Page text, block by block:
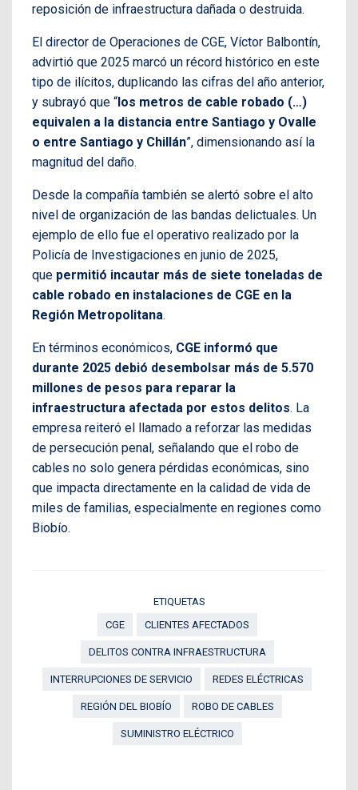
reposición de infraestructura dañada o destruida.
El director de Operaciones de CGE, Víctor Balbontín,
advirtió que 2025 marcó un récord histórico en este
tipo de ilícitos, duplicando las cifras del año anterior,
y subrayó que “los metros de cable robado (…)
equivalen a la distancia entre Santiago y Ovalle
o entre Santiago y Chillán”, dimensionando así la
magnitud del daño.
Desde la compañía también se alertó sobre el alto
nivel de organización de las bandas delictuales. Un
ejemplo de ello fue el operativo realizado por la
Policía de Investigaciones en junio de 2025,
que permitió incautar más de siete toneladas de
cable robado en instalaciones de CGE en la
Región Metropolitana.
En términos económicos, CGE informó que
durante 2025 debió desembolsar más de 5.570
millones de pesos para reparar la
infraestructura afectada por estos delitos. La
empresa reiteró el llamado a reforzar las medidas
de persecución penal, señalando que el robo de
cables no solo genera pérdidas económicas, sino
que impacta directamente en la calidad de vida de
miles de familias, especialmente en regiones como
Biobío.
ETIQUETAS
CGE
CLIENTES AFECTADOS
DELITOS CONTRA INFRAESTRUCTURA
INTERRUPCIONES DE SERVICIO REDES ELÉCTRICAS
REGIÓN DEL BIOBÍO ROBO DE CABLES
SUMINISTRO ELÉCTRICO